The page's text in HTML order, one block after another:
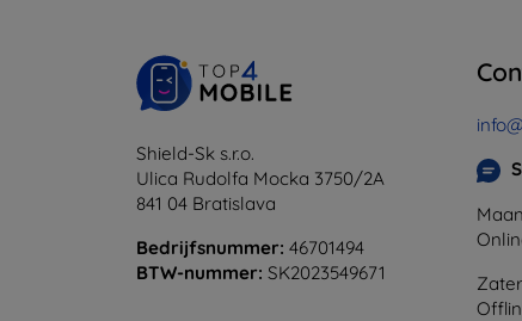
Shield-Sk s.r.o.
Ulica Rudolfa Mocka 3750/2A
841 04 Bratislava
Bedrijfsnummer: 46701494
BTW-nummer: SK2023549671